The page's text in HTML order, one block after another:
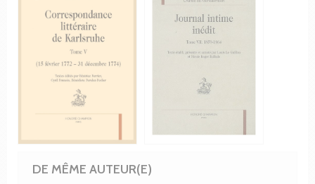
DE MÊME AUTEUR(E)